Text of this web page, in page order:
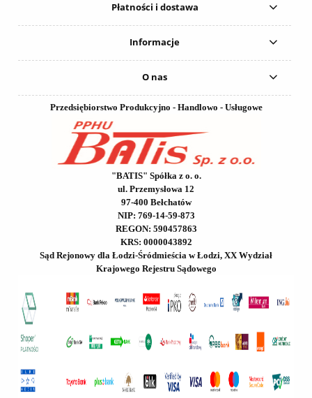
Płatności i dostawa
Informacje
O nas
Przedsiębiorstwo Produkcyjno - Handlowo - Usługowe
"BATIS" Spółka z o. o.
ul. Przemysłowa 12
97-400 Bełchatów
NIP: 769-14-59-873
REGON: 590457863
KRS: 0000043892
Sąd Rejonowy dla Łodzi-Śródmieścia w Łodzi, XX Wydział
Krajowego Rejestru Sądowego